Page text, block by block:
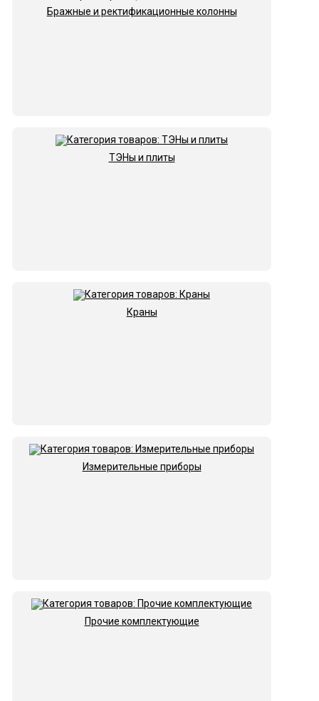
Бражные и ректификационные колонны
ТЭНы и плиты
Краны
Измерительные приборы
Прочие комплектующие